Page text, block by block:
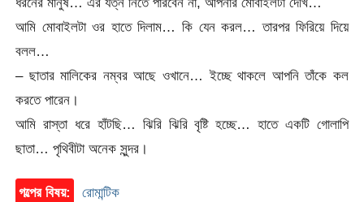
আমি মোবাইলটা ওর হাতে দিলাম… কি যেন করল… তারপর ফিরিয়ে দিয়ে
বলল…
– ছাতার মালিকের নম্বর আছে ওখানে… ইচ্ছে থাকলে আপনি তাঁকে কল
করতে পারেন।
আমি রাস্তা ধরে হাঁটছি… ঝিরি ঝিরি বৃষ্টি হচ্ছে… হাতে একটি গোলাপি
ছাতা… পৃথিবীটা অনেক সুন্দর।
গল্পের বিষয়: রোমান্টিক